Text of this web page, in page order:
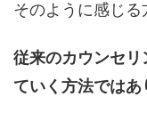
そのように感じる
従来のカウンセリ
ていく方法ではあ